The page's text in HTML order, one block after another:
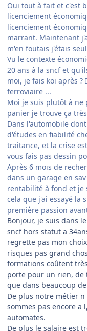
Oui tout à fait et c'est
licenciement
licenciement
marrant. Maintenant
m'en foutais j'étais
Vu le contexte
20 ans à la sncf et
moi, je fais koi après
ferroviaire ...
Moi je suis plutôt à
panier je trouve ça
Dans l'automobile
d'études en fiabilité
traitance, et la crise
vous fais pas dessin
Après 6 mois de
dans un garage en
rentabilité à fond et je
cela que j'ai essayé la
première passion
Bonjour, je suis dans
sncf hors statut a
regrette pas mon
risques pas grand
formations coûtent
porte pour un rien, de
que dans beaucoup
De plus notre métier
sommes pas encore a
automates.
De plus le salaire est